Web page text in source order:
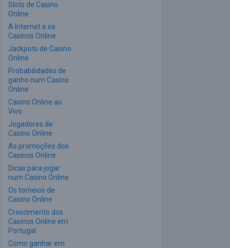
Slots de Casino
Online
A Internet e os
Casinos Online
Jackpots de Casino
Online
Probabilidades de
ganho num Casino
Online
Casino Online ao
Vivo
Jogadores de
Casino Online
As promoções dos
Casinos Online
Dicas para jogar
num Casino Online
Os torneios de
Casino Online
Crescimento dos
Casinos Online em
Portugal
Como ganhar em